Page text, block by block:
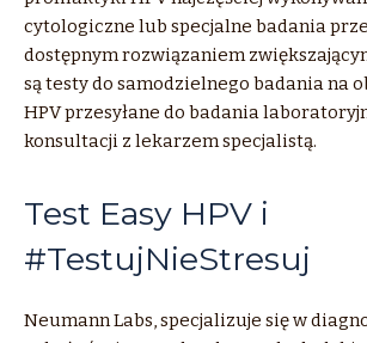
cytologiczne lub specjalne badania
dostępnym rozwiązaniem
są testy do samodzielnego badania na
HPV przesyłane do badania
konsultacji z lekarzem specjalistą.
Test Easy HPV i
#TestujNieStresuj
Neumann Labs, specjalizuje się w